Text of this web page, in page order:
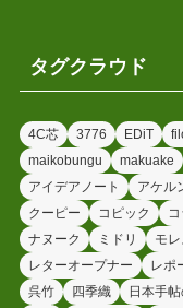
タグクラウド
4C芯 3776 EDiT
maikobungu
makuake
アイデアノート
アケル
クーピー
コピック
ナヌーク
ミドリ モ
レターオープナー
レポ
呉竹
四季織 日本手